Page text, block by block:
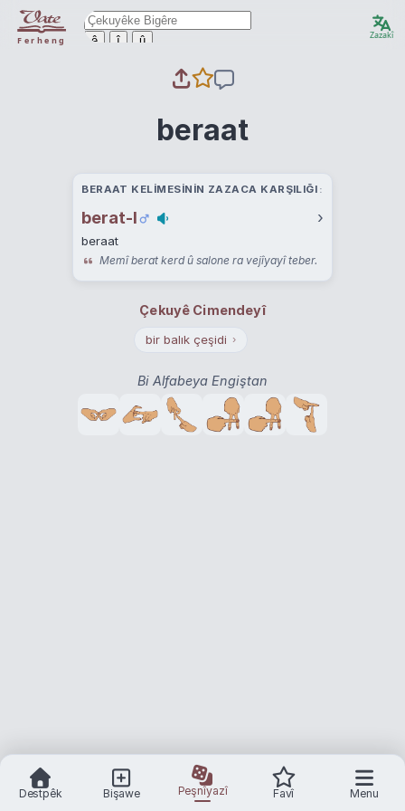
Ferheng ê î û Zazakî
beraat
BERAAT KELIMESININ ZAZACA KARŞILIĞI
berat-I ›
beraat
Memî berat kerd û salone ra vejîyayî teber.
Çekuyê Cimendeyî
bir balık çeşidi ›
Bi Alfabeya Engiştan
Destpêk Bişawe Peşnîyazî Favî Menu